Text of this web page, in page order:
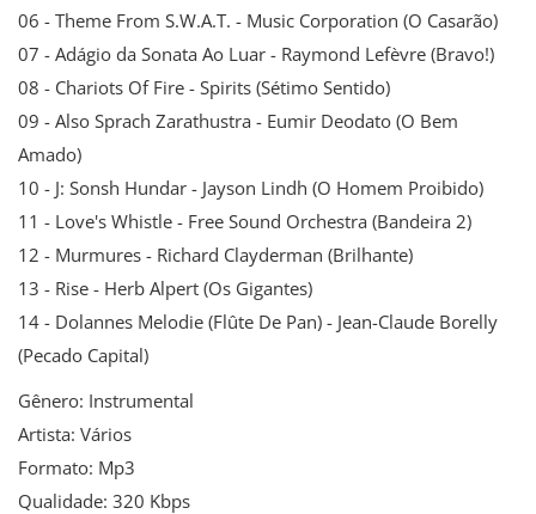
06 - Theme From S.W.A.T. - Music Corporation (O Casarão)
07 - Adágio da Sonata Ao Luar - Raymond Lefèvre (Bravo!)
08 - Chariots Of Fire - Spirits (Sétimo Sentido)
09 - Also Sprach Zarathustra - Eumir Deodato (O Bem
Amado)
10 - J: Sonsh Hundar - Jayson Lindh (O Homem Proibido)
11 - Love's Whistle - Free Sound Orchestra (Bandeira 2)
12 - Murmures - Richard Clayderman (Brilhante)
13 - Rise - Herb Alpert (Os Gigantes)
14 - Dolannes Melodie (Flûte De Pan) - Jean-Claude Borelly
(Pecado Capital)
Gênero: Instrumental
Artista: Vários
Formato: Mp3
Qualidade: 320 Kbps